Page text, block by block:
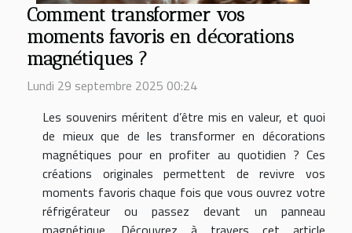
Comment transformer vos
moments favoris en décorations
magnétiques ?
Lundi 29 septembre 2025 00:24
Les souvenirs méritent d’être mis en valeur, et quoi
de mieux que de les transformer en décorations
magnétiques pour en profiter au quotidien ? Ces
créations originales permettent de revivre vos
moments favoris chaque fois que vous ouvrez votre
réfrigérateur ou passez devant un panneau